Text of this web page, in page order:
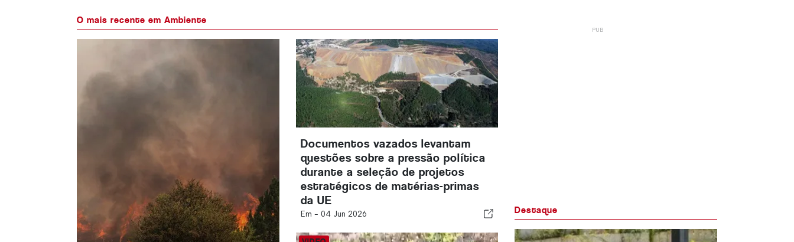
O mais recente em Ambiente
Documentos vazados levantam
questões sobre a pressão política
durante a seleção de projetos
estratégicos de matérias-primas
da UE
Em - 04 Jun 2026 Destaque